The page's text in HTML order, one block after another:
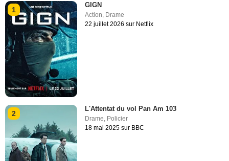
1
GIGN
Action Drame
22 juillet 2026 sur Netflix
2
L'Attentat du vol Pan Am 103
Drame, Policier
18 mai 2025 sur BBC